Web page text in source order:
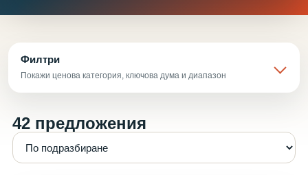
Филтри
Покажи ценова категория, ключова дума и диапазон
42 предложения